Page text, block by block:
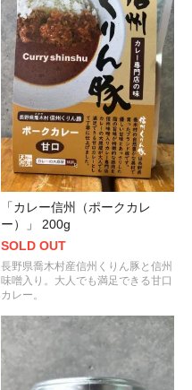
「カレー信州（ポークカレ
ー）」 200g
SOLD OUT
長野県喬木村産信州くりん豚と信州
味噌入り。大人でも満足できる甘口
カレー。